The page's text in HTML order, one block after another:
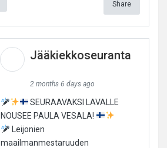
Share
Jääkiekkoseuranta
2 months 6 days ago
SEURAAVAKSI LAVALLE
NOUSEE PAULA VESALA!
Leijonien
maailmanmestaruuden